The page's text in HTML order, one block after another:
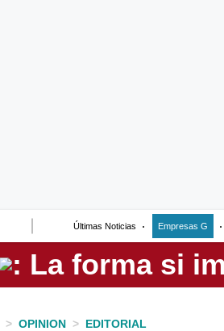
Últimas Noticias Empresas G
> OPINION > EDITORIAL